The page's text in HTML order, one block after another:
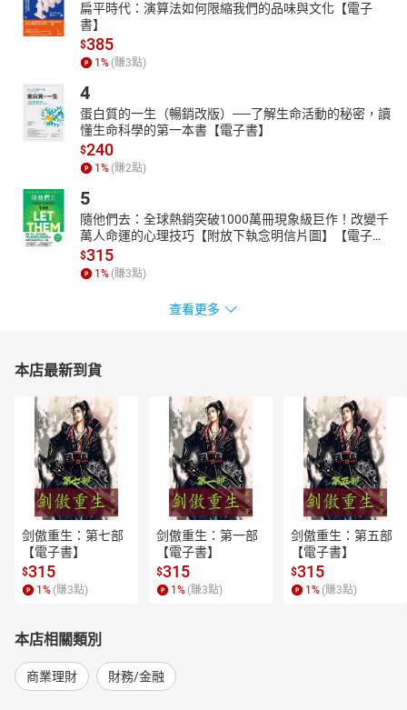
的相关理论研究第三章 纽约国际金融中心发展经验研究第一节 纽约
国际金融中心的发展概况第二节 纽约国际金融中心的形成模式第三
节 纽约国际金融中心的发展演进第四节 纽约国际金融中心建设中的
国家角色第五节 纽约国际金融中心建设对上海的启示第四章 伦敦国
际金融中心建设的发展历程、经验借鉴和启示第一节 引言第二节 伦
敦国际金融中心发展现状第三节 伦敦国际金融中心成长的历史阶段
第四节 伦敦国际金融中心形成的优势及动力第五节 伦敦国际金融中
心的发展模式及机制第六节 政府在伦敦国际金融中心的角色和作用
第七节 伦敦对上海国际金融中心建设的借鉴之处第五章 东京国际金
融中心建设的发展历程、经验借鉴和启示第一节 东京金融业的发展
状况第二节 东京崛起为国际金融中心的历史背景第三节 东京作为国
际金融中心的衰败第四节 东京对上海建设国际金融中心的启示第六
章 香港国际金融中心建设的发展历程、经验借鉴和启示第一节 香港
金融业的发展状况第二节 香港崛起为国际金融中心的历史背景第三
中心的启示第七章 其他国际金融中心建设的发展历程、经验借鉴和
界主要国际金融中心比较分析第一节 新华—道琼斯国际金融中心发
际金融中心发展规划第一节 2020年上海国际金融中心发展总体目标
第二节 上海国际金融中心发展基本原则第三节 上海国际金融中心发
展的路径选择第十章 上海要把握机遇全力推进2020年国际金融中心
建设第一节 加快上海金融生态环境建设第二节 上海金融市场建设第
三节 上海金融机构培育与聚集第四节 上海特色金融发展参考文献后
扁平時代：演算法如何限縮我們的品味與文化【電子
書】
$385
1 % (賺3點)
4
蛋白質的一生（暢銷改版）──了解生命活動的秘密，讀
懂生命科學的第一本書【電子書】
$240
1 % (賺2點)
5
隨他們去：全球熱銷突破1000萬冊現象級巨作！改變千
萬人命運的心理技巧【附放下執念明信片圖】【電子
書】
$315
1 % (賺3點)
查看更多
本店最新到貨
剑傲重生：第七部
【電子書】
$315
1 % (賺3點)
剑傲重生：第一部
【電子書】
$315
1 % (賺3點)
剑傲重生：第五部
【電子書】
$315
1 % (賺3點)
本店相關類別
商業理財 財務/金融